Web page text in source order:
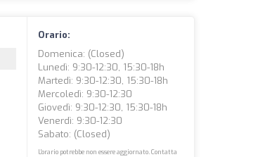
Orario:
Domenica: (closed)
Lunedì: 9:30-12:30, 15:30-18h
Martedì: 9:30-12:30, 15:30-18h
Mercoledì: 9:30-12:30
Giovedì: 9:30-12:30, 15:30-18h
Venerdì: 9:30-12:30
Sabato: (closed)
L'orario potrebbe non essere aggiornato. Contatta